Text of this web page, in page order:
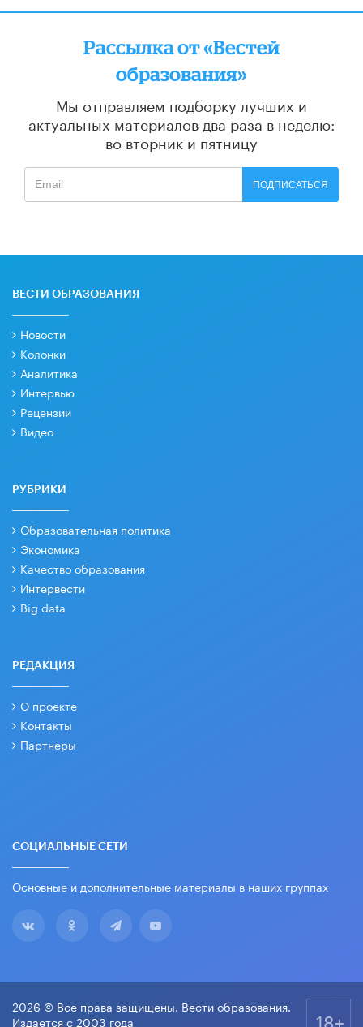
Рассылка от «Вестей
образования»
Мы отправляем подборку лучших и
актуальных материалов два раза в неделю:
во вторник и пятницу
ПОДПИСАТЬСЯ
ВЕСТИ ОБРАЗОВАНИЯ
Новости
Колонки
Аналитика
Интервью
Рецензии
Видео
РУБРИКИ
Образовательная политика
Экономика
Качество образования
Интервести
Big data
РЕДАКЦИЯ
О проекте
Контакты
Партнеры
СОЦИАЛЬНЫЕ СЕТИ
Основные и дополнительные материалы в наших группах
2026 © Все права защищены. Вести образования.
Издается с 2003 года
18+